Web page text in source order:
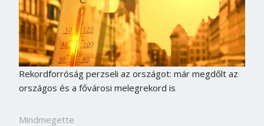
Rekordforróság perzseli az országot: már megdőlt az
országos és a fővárosi melegrekord is
Mindmegette